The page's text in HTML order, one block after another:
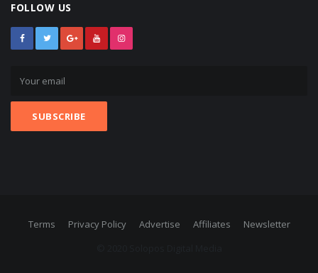
FOLLOW US
Terms Privacy Policy Advertise Affiliates
Newsletter